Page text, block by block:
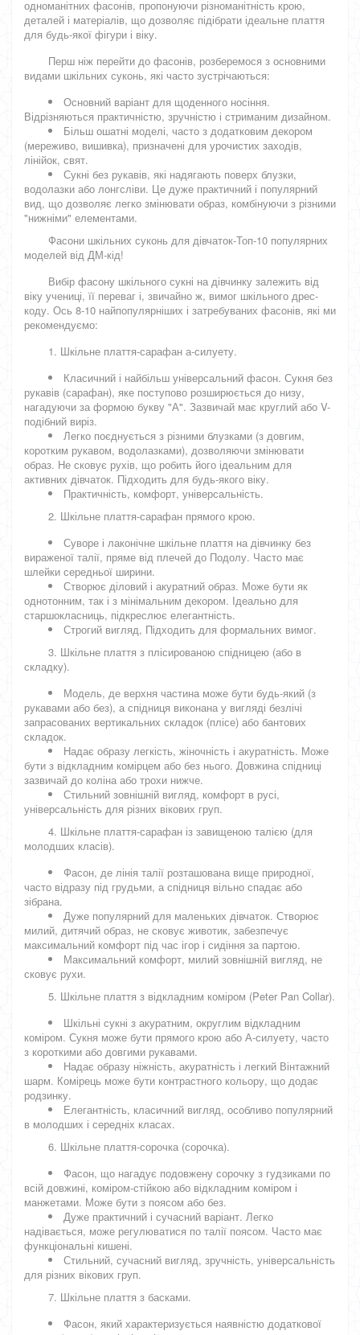
одноманітних фасонів, пропонуючи різноманітність крою,
деталей і матеріалів, що дозволяє підібрати ідеальне плаття
для будь-якої фігури і віку.
Перш ніж перейти до фасонів, розберемося з основними
видами шкільних суконь, які часто зустрічаються:
Основний варіант для щоденного носіння.
Відрізняються практичністю, зручністю і стриманим дизайном.
Більш ошатні моделі, часто з додатковим декором
(мереживо, вишивка), призначені для урочистих заходів,
лінійок, свят.
Сукні без рукавів, які надягають поверх блузки,
водолазки або лонгсліви. Це дуже практичний і популярний
вид, що дозволяє легко змінювати образ, комбінуючи з різними
"нижніми" елементами.
Фасони шкільних суконь для дівчаток-Топ-10 популярних
моделей від ДМ-кід!
Вибір фасону шкільного сукні на дівчинку залежить від
віку учениці, її переваг і, звичайно ж, вимог шкільного дрес-
коду. Ось 8-10 найпопулярніших і затребуваних фасонів, які ми
рекомендуємо:
1. Шкільне плаття-сарафан а-силуету.
Класичний і найбільш універсальний фасон. Сукня без
рукавів (сарафан), яке поступово розширюється до низу,
нагадуючи за формою букву "А". Зазвичай має круглий або V-
подібний виріз.
Легко поєднується з різними блузками (з довгим,
коротким рукавом, водолазками), дозволяючи змінювати
образ. Не сковує рухів, що робить його ідеальним для
активних дівчаток. Підходить для будь-якого віку.
Практичність, комфорт, універсальність.
2. Шкільне плаття-сарафан прямого крою.
Суворе і лаконічне шкільне плаття на дівчинку без
вираженої талії, пряме від плечей до Подолу. Часто має
шлейки середньої ширини.
Створює діловий і акуратний образ. Може бути як
однотонним, так і з мінімальним декором. Ідеально для
старшокласниць, підкреслює елегантність.
Строгий вигляд, Підходить для формальних вимог.
3. Шкільне плаття з плісированою спідницею (або в
складку).
Модель, де верхня частина може бути будь-який (з
рукавами або без), а спідниця виконана у вигляді безлічі
запрасованих вертикальних складок (плісе) або бантових
складок.
Надає образу легкість, жіночність і акуратність. Може
бути з відкладним комірцем або без нього. Довжина спідниці
зазвичай до коліна або трохи нижче.
Стильний зовнішній вигляд, комфорт в русі,
універсальність для різних вікових груп.
4. Шкільне плаття-сарафан із завищеною талією (для
молодших класів).
Фасон, де лінія талії розташована вище природної,
часто відразу під грудьми, а спідниця вільно спадає або
зібрана.
Дуже популярний для маленьких дівчаток. Створює
милий, дитячий образ, не сковує животик, забезпечує
максимальний комфорт під час ігор і сидіння за партою.
Максимальний комфорт, милий зовнішній вигляд, не
сковує рухи.
5. Шкільне плаття з відкладним коміром (Peter Pan Collar).
Шкільні сукні з акуратним, округлим відкладним
коміром. Сукня може бути прямого крою або А-силуету, часто
з короткими або довгими рукавами.
Надає образу ніжність, акуратність і легкий Вінтажний
шарм. Комірець може бути контрастного кольору, що додає
родзинку.
Елегантність, класичний вигляд, особливо популярний
в молодших і середніх класах.
6. Шкільне плаття-сорочка (сорочка).
Фасон, що нагадує подовжену сорочку з гудзиками по
всій довжині, коміром-стійкою або відкладним коміром і
манжетами. Може бути з поясом або без.
Дуже практичний і сучасний варіант. Легко
надівається, може регулюватися по талії поясом. Часто має
функціональні кишені.
Стильний, сучасний вигляд, зручність, універсальність
для різних вікових груп.
7. Шкільне плаття з басками.
Фасон, який характеризується наявністю додаткової